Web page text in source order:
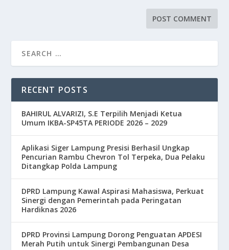
RECENT POSTS
BAHIRUL ALVARIZI, S.E Terpilih Menjadi Ketua
Umum IKBA-SP45TA PERIODE 2026 – 2029
Aplikasi Siger Lampung Presisi Berhasil Ungkap
Pencurian Rambu Chevron Tol Terpeka, Dua Pelaku
Ditangkap Polda Lampung
DPRD Lampung Kawal Aspirasi Mahasiswa, Perkuat
Sinergi dengan Pemerintah pada Peringatan
Hardiknas 2026
DPRD Provinsi Lampung Dorong Penguatan APDESI
Merah Putih untuk Sinergi Pembangunan Desa